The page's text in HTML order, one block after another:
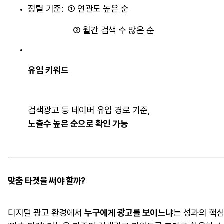
정렬 기준: ① 연관도 높은 순
② 월간 검색 수 많은 순
유입 키워드
검색광고 등 네이버 유입 경로 기준,
노출수 높은 순으로 확인 가능
맞춤 타겟을 써야 할까?
디지털 광고 환경에서 누구에게 광고를 보이느냐는 성과의 핵